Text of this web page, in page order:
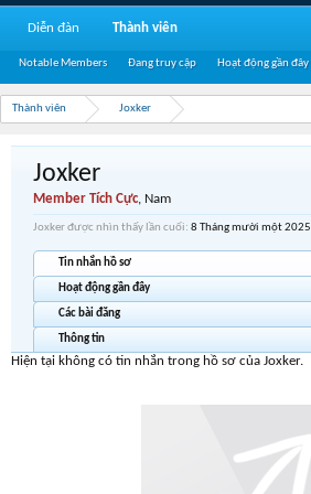
Thành viên Joxker
Joxker
Member Tích Cực, Nam
Joxker được nhìn thấy lần cuối: 8 Tháng mười một 2025
Tin nhắn hồ sơ
Hoạt động gần đây
Các bài đăng
Thông tin
Hiện tại không có tin nhắn trong hồ sơ của Joxker.
Diễn đàn Thành viên
Notable Members Đang truy cập Hoạt động gần đây